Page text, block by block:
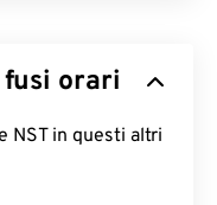
orari
NST in questi altri